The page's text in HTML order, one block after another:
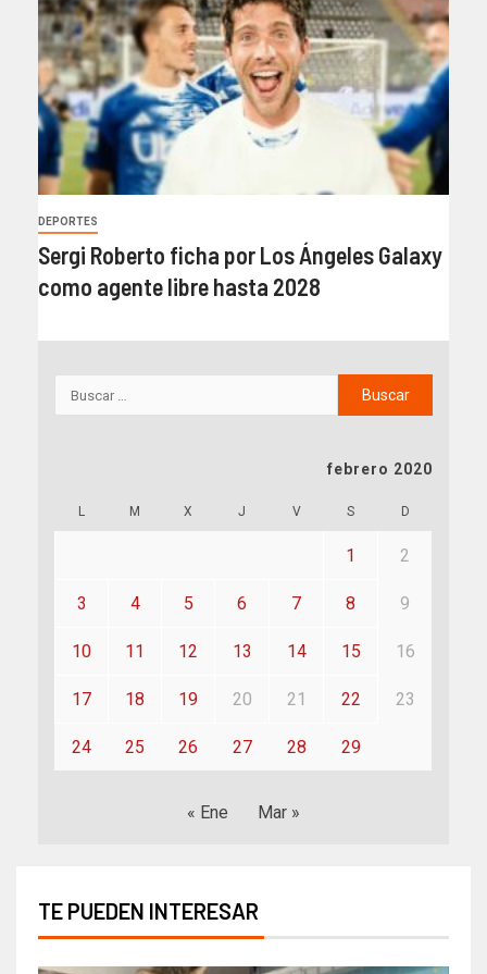
DEPORTES
Sergi Roberto ficha por Los Ángeles Galaxy
como agente libre hasta 2028
febrero 2020
L M X J V S D
1 2
3 4 5 6 7 8 9
10 11 12 13 14 15 16
17 18 19 20 21 22 23
24 25 26 27 28 29
« Ene Mar »
TE PUEDEN INTERESAR